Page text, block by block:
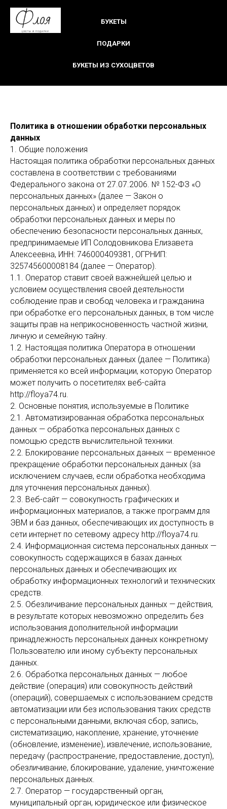
БУКЕТЫ
ПОДАРКИ
БУКЕТЫ ИЗ СУХОЦВЕТОВ
Политика в отношении обработки персональных
данных
1. Общие положения
Настоящая политика обработки персональных данных
составлена в соответствии с требованиями
Федерального закона от 27.07.2006. № 152-ФЗ «О
персональных данных» (далее — Закон о
персональных данных) и определяет порядок
обработки персональных данных и меры по
обеспечению безопасности персональных данных,
предпринимаемые ИП Солодовникова Елизавета
Алексеевна, ИНН: 746000409381, ОГРНИП:
325745600008184 (далее — Оператор).
1.1. Оператор ставит своей важнейшей целью и
условием осуществления своей деятельности
соблюдение прав и свобод человека и гражданина
при обработке его персональных данных, в том числе
защиты прав на неприкосновенность частной жизни,
личную и семейную тайну.
1.2. Настоящая политика Оператора в отношении
обработки персональных данных (далее — Политика)
применяется ко всей информации, которую Оператор
может получить о посетителях веб-сайта
http://floya74.ru.
2. Основные понятия, используемые в Политике
2.1. Автоматизированная обработка персональных
данных — обработка персональных данных с
помощью средств вычислительной техники.
2.2. Блокирование персональных данных — временное
прекращение обработки персональных данных (за
исключением случаев, если обработка необходима
для уточнения персональных данных).
2.3. Веб-сайт — совокупность графических и
информационных материалов, а также программ для
ЭВМ и баз данных, обеспечивающих их доступность в
сети интернет по сетевому адресу http://floya74.ru.
2.4. Информационная система персональных данных —
совокупность содержащихся в базах данных
персональных данных и обеспечивающих их
обработку информационных технологий и технических
средств.
2.5. Обезличивание персональных данных — действия,
в результате которых невозможно определить без
использования дополнительной информации
принадлежность персональных данных конкретному
Пользователю или иному субъекту персональных
данных.
2.6. Обработка персональных данных — любое
действие (операция) или совокупность действий
(операций), совершаемых с использованием средств
автоматизации или без использования таких средств
с персональными данными, включая сбор, запись,
систематизацию, накопление, хранение, уточнение
(обновление, изменение), извлечение, использование,
передачу (распространение, предоставление, доступ),
обезличивание, блокирование, удаление, уничтожение
персональных данных.
2.7. Оператор — государственный орган,
муниципальный орган, юридическое или физическое